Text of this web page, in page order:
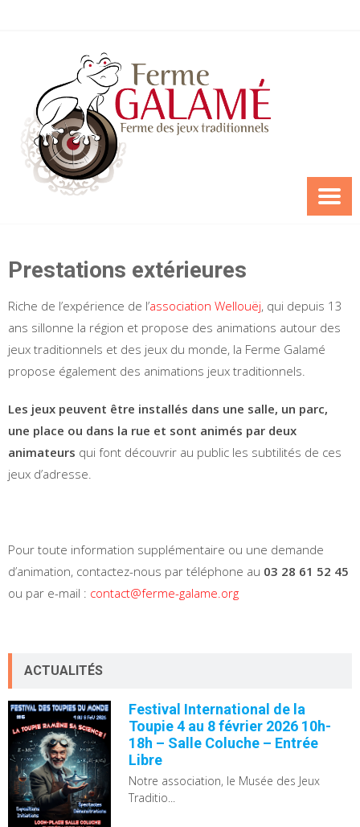
Prestations extérieures
Riche de l’expérience de l’association Wellouëj, qui depuis 13
ans sillonne la région et propose des animations autour des
jeux traditionnels et des jeux du monde, la Ferme Galamé
propose également des animations jeux traditionnels.
Les jeux peuvent être installés dans une salle, un parc,
une place ou dans la rue et sont animés par deux
animateurs qui font découvrir au public les subtilités de ces
jeux d’adresse.
Pour toute information supplémentaire ou une demande
d’animation, contactez-nous par téléphone au 03 28 61 52 45
ou par e-mail : contact@ferme-galame.org
ACTUALITÉS
Festival International de la
Toupie 4 au 8 février 2026 10h-
18h – Salle Coluche – Entrée
Libre
Notre association, le Musée des Jeux
Traditio...